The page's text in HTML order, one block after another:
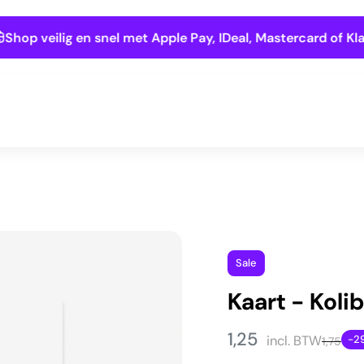
Shop veilig en snel met Apple Pay, IDeal, Mastercard of
Sale
Kaart -
1,25 incl. BTW1,75 -